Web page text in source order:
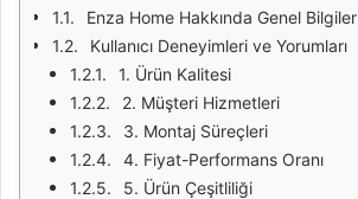
Enza Home Hakkında Genel Bilgiler
Kullanıcı Deneyimleri ve Yorumları
1. Ürün Kalitesi
2. Müşteri Hizmetleri
3. Montaj Süreçleri
4. Fiyat-Performans Oranı
5. Ürün Çeşitliliği